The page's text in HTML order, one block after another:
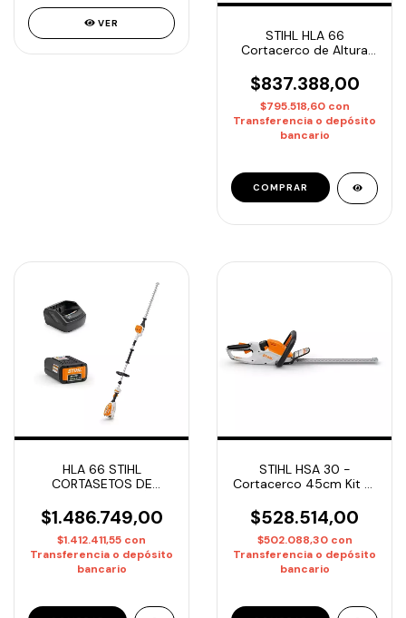
VER
STIHL HLA 66
Cortacerco de Altura
Batería ni Cargador
$837.388,00
$795.518,60 con
Transferencia o depósito
bancario
HLA 66 STIHL
CORTASETOS DE
BATERIA AP 300S +
CARGADOR RAPIDO AL
301 -
$1.486.749,00
$1.412.411,55 con
Transferencia o depósito
bancario
STIHL HSA 30 -
Cortacerco 45cm Kit c/
Entrega Inmediata -
$528.514,00
$502.088,30 con
Transferencia o depósito
bancario